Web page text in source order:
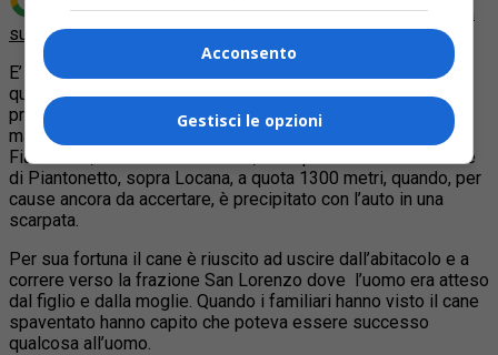
Aggiungi Quotidiano Piemontese come Fonte preferita
su Google
E’ proprio vero: il cane è il miglior amico dell’uomo. Ne sa
qualcosa, Pietro Bottino, 79enne residente a Barbania, in
provincia di Torino, che è stato salvato dal suo cane. Questa
mattina l’uomo stava viaggiando
a bordo della sua auto, una
Fiat Panda, insieme al suo cane, sulla provinciale del vallone
di Piantonetto, sopra Locana, a quota 1300 metri, quando, per
cause ancora da accertare, è precipitato con l’auto in una
scarpata.
Per sua fortuna il cane è riuscito ad uscire dall’abitacolo e a
correre verso la frazione San Lorenzo dove l’uomo era atteso
dal figlio e dalla moglie. Quando i familiari hanno visto il cane
spaventato hanno capito che poteva essere successo
qualcosa all’uomo.
Acconsento
Gestisci le opzioni